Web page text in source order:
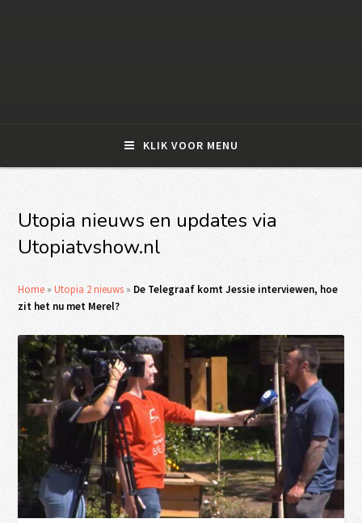
KLIK VOOR MENU
Utopia nieuws en updates via
Utopiatvshow.nl
Home »Utopia 2 nieuws » De Telegraaf komt Jessie interviewen, hoe
zit het nu met Merel?